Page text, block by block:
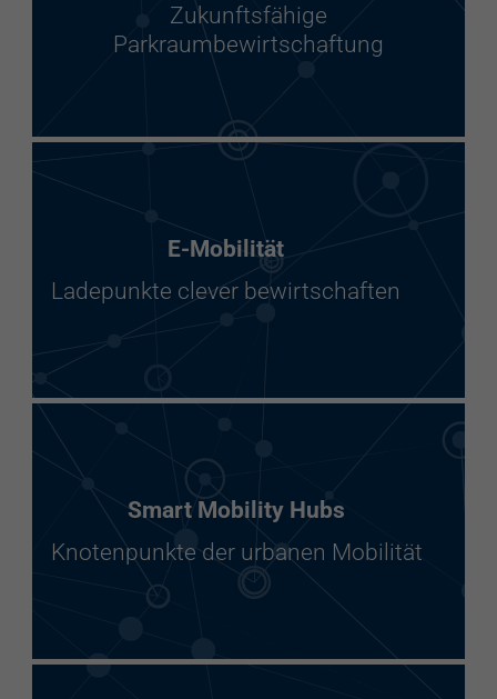
Zukunftsfähige
Parkraumbewirtschaftung
E-Mobilität
Ladepunkte clever bewirtschaften
Smart Mobility Hubs
Knotenpunkte der urbanen Mobilität